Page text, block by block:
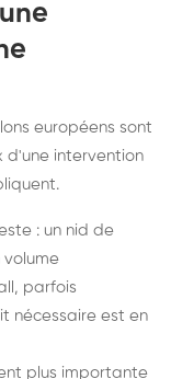
européens sont
d'une intervention
: un nid de
volume
parfois
nécessaire est en
plus importante